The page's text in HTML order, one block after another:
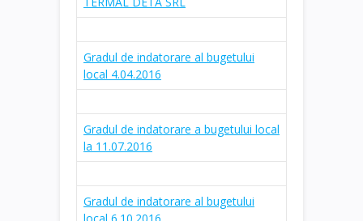
Gradul de indatorare al bugetului
local 4.04.2016
Gradul de indatorare a bugetului local
la 11.07.2016
Gradul de indatorare al bugetului